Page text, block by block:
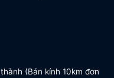
(Bán kính 10km đơn